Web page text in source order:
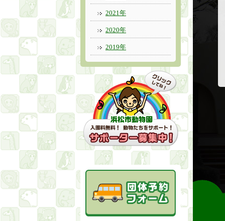
2021年
2020年
2019年